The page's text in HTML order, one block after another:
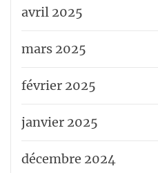
avril 2025
mars 2025
février 2025
janvier 2025
décembre 2024